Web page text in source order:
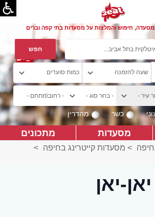
חיפוש והמלצות על מסעדות בתי קפה וברים
כשר מהדרין
מסעדות מתכונים
> מסעדות קייטרינג בחיפה >
יאן